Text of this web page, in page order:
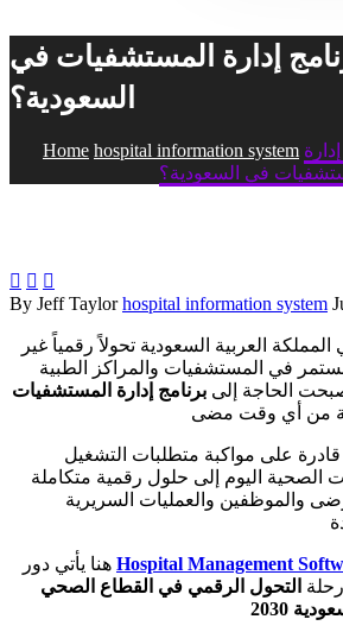
إدارة المستشفيات في
السعودية؟
Home hospital information system
في السعودية؟
  
By Jeff Taylor hospital information system
العربية السعودية تحولاً رقمياً غير
في المستشفيات والمراكز الطبية
الحاجة إلى برنامج إدارة المستشفيات
قادرة على مواكبة متطلبات التشغيل
الصحية اليوم إلى حلول رقمية متكاملة
والموظفين والعمليات السريرية
Hospital Management
التحول الرقمي في القطاع الصحي
2030